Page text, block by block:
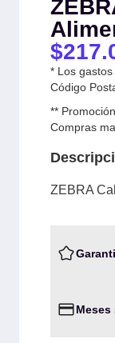
$
* Los
Código
**
Compras
ZEBRA